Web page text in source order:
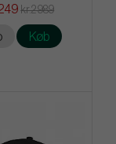
kr.2 989
Køb